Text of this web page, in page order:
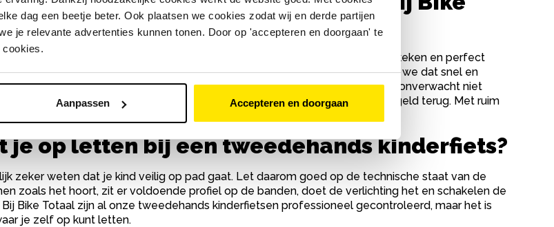
dag een beetje beter. Ook plaatsen we cookies zodat wij en derde partijen
je relevante advertenties kunnen tonen. Door op 'accepteren en doorgaan' te
cookies.
Aanpassen Accepteren en doorgaan
een tweedehands kinderfiets zonder zorgen. Elke kinderfiets is grondig nagekeken en perfect
van remmen tot verlichting. Is er toch iets niet in orde? Dan lossen we dat snel en
krijgt standaard 6 maanden garantie en 14 dagen omruilgarantie. Is de fiets onverwacht niet
probleem. Je kunt in dat geval kun je een andere fiets kiezen of krijg je je geld terug. Met ruim
je op letten bij een tweedehands kinderfiets?
zeker weten dat je kind veilig op pad gaat. Let daarom goed op de technische staat van de
zoals het hoort, zit er voldoende profiel op de banden, doet de verlichting het en schakelen de
Bike Totaal zijn al onze tweedehands kinderfietsen professioneel gecontroleerd, maar het is
je zelf op kunt letten.